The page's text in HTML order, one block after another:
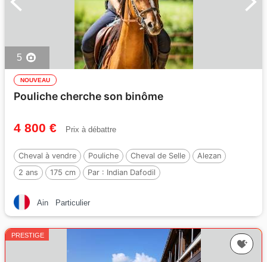
5
NOUVEAU
Pouliche cherche son binôme
4 800 € Prix à débattre
Cheval à vendre Pouliche Cheval de Selle
Alezan
2 ans
175 cm Par : Indian Dafodil
Ain Particulier
PRESTIGE